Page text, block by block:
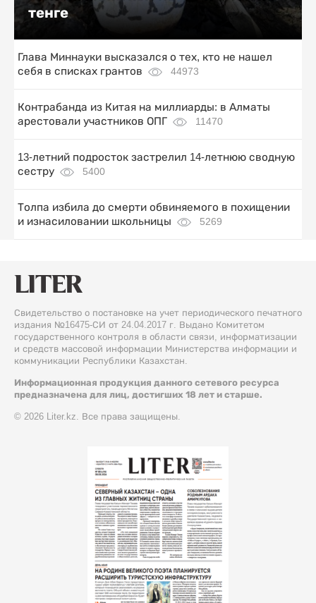
тенге
Глава Миннауки высказался о тех, кто не нашел
себя в списках грантов
44973
Контрабанда из Китая на миллиарды: в Алматы
арестовали участников ОПГ
11470
13-летний подросток застрелил 14-летнюю сводную
сестру
5400
Толпа избила до смерти обвиняемого в похищении
и изнасиловании школьницы
5269
Свидетельство о постановке на учет периодического печатного
издания №16475-СИ от 24.04.2017 г. Выдано Комитетом
государственного контроля в области связи, информатизации
и средств массовой информации Министерства информации и
коммуникации Республики Казахстан.
Информационная продукция данного сетевого ресурса
предназначена для лиц, достигших 18 лет и старше.
© 2026 Liter.kz. Все права защищены.